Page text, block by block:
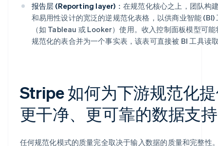
报告层 (Reporting layer)： 在规范化核心之上，团队构
和易用性设计的宽泛的逆规范化表格，以供商业智能 (BI)
（如 Tableau 或 Looker）使用。收入控制面板模型可能
规范化的表合并为一个事实表，该表可直接被 BI 工具读
Stripe 如何为下游规范化
更干净、更可靠的数据支持
任何规范化模式的质量完全取决于输入数据的质量和完整性